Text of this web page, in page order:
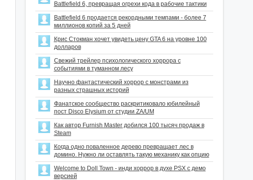
Battlefield 6, превращая огрехи кода в рабочие тактики
Battlefield 6 продается рекордными темпами - более 7
миллионов копий за 5 дней
Крис Стокман хочет увидеть цену GTA 6 на уровне 100
долларов
Свежий трейлер психологического хоррора с
событиями в туманном лесу
Научно фантастический хоррор с монстрами из
разных страшных историй
Фанатское сообщество раскритиковало юбилейный
пост Disco Elysium от студии ZA/UM
Как автор Furnish Master добился 100 тысяч продаж в
Steam
Когда одно поваленное дерево превращает лес в
домино. Нужно ли оставлять такую механику как опцию
Welcome to Doll Town - инди хоррор в духе PSX с демо
версией